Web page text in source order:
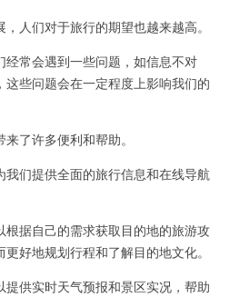
们对于旅行的期望也越来越高。
常会遇到一些问题，如信息不对
些问题会在一定程度上影响我们的
了许多便利和帮助。
们提供全面的旅行信息和在线导航
据自己的需求获取目的地的旅游攻
好地规划行程和了解目的地文化。
供实时天气预报和景区实况，帮助